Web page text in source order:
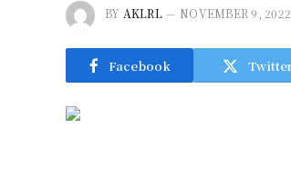
BY AKLRL NOVEMBER 9, 2022
Facebook